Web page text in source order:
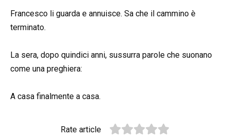
Francesco li guarda e annuisce. Sa che il cammino è
terminato.
La sera, dopo quindici anni, sussurra parole che suonano
come una preghiera:
A casa finalmente a casa.
Rate article